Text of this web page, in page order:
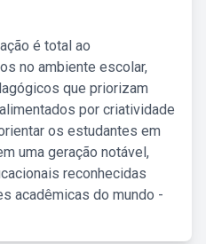
é total ao
no ambiente escolar,
que priorizam
por criatividade
os estudantes em
uma geração notável,
reconhecidas
acadêmicas do mundo -